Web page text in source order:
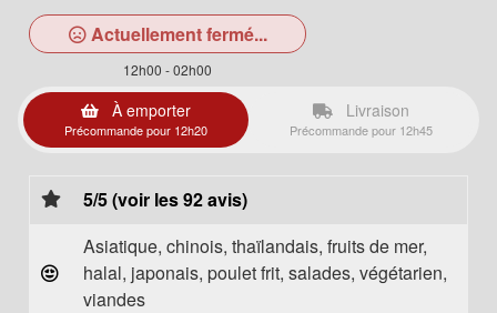
Actuellement fermé...
12h00 - 02h00
À emporter
Précommande pour 12h20
Livraison
Précommande pour 12h45
5/5 (voir les 92 avis)
Asiatique, chinois, thaïlandais, fruits de mer,
halal, japonais, poulet frit, salades, végétarien,
viandes